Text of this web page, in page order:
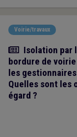
Voirie/travaux
Article
Isolation par
bordure de
les
Quelles sont les
égard ?